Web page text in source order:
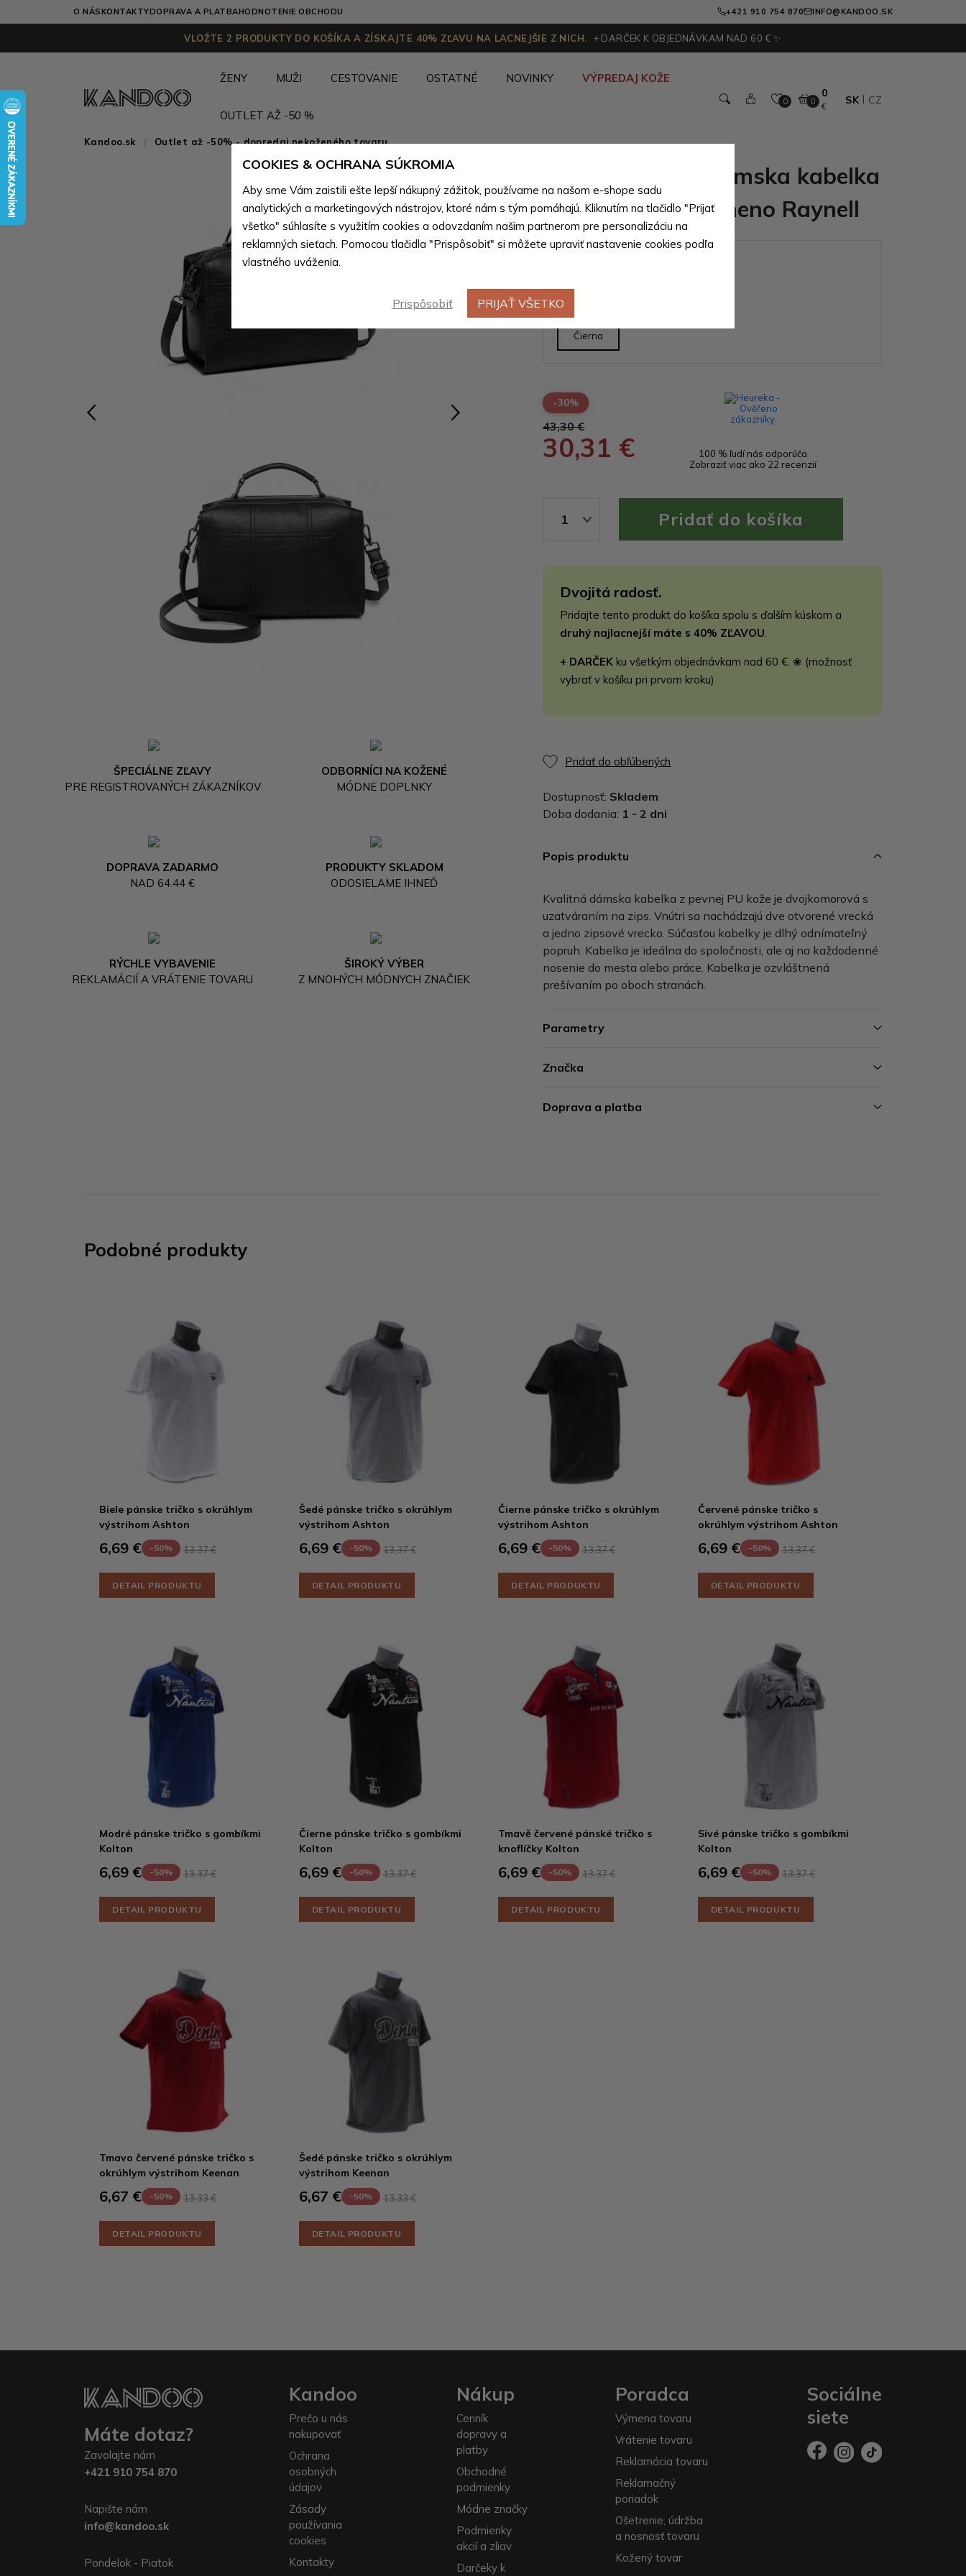
O NÁSKONTAKTYDOPRAVA A PLATBAHODNOTENIE OBCHODU +421 910 754 870 INFO@KANDOO.SK
VLOŽTE 2 PRODUKTY DO KOŠÍKA A ZÍSKAJTE 40% ZĽAVU NA LACNEJŠIE Z NICH. + DARČEK K OBJEDNÁVKAM NAD 60 € ✨
ŽENY MUŽI CESTOVANIE OSTATNÉ NOVINKY VÝPREDAJ KOŽE
OUTLET AŽ -50 %
0 0
0
€
SK CZ
Kandoo.sk Outlet až -50% - dopredaj nekoženého tovaru
ŠPECIÁLNE ZĽAVY
PRE REGISTROVANÝCH ZÁKAZNÍKOV
ODBORNÍCI NA KOŽENÉ
MÓDNE DOPLNKY
DOPRAVA ZADARMO
NAD 64.44 €
PRODUKTY SKLADOM
ODOSIELAME IHNEĎ
RÝCHLE VYBAVENIE
REKLAMÁCIÍ A VRÁTENIE TOVARU
ŠIROKÝ VÝBER
Z MNOHÝCH MÓDNYCH ZNAČIEK
Čierna zipsová dámska kabelka
do ruky aj cez rameno Raynell
Čierna
-30%
43,30 €
30,31 €
100 % ľudí nás odporúča
Zobraziť viac ako 22 recenzií
1
Dvojitá radosť.
Pridajte tento produkt do košíka spolu s ďalším kúskom a
druhý najlacnejší máte s 40% ZĽAVOU.
+ DARČEK ku všetkým objednávkam nad 60 €. ❀ (možnosť
vybrať v košíku pri prvom kroku)
Pridať do obľúbených
Dostupnosť: Skladem
Doba dodania: 1 - 2 dni
Popis produktu
Kvalitná dámska kabelka z pevnej PU kože je dvojkomorová s
uzatváraním na zips. Vnútri sa nachádzajú dve otvorené vrecká
a jedno zipsové vrecko. Súčasťou kabelky je dlhý odnímateľný
popruh. Kabelka je ideálna do spoločnosti, ale aj na každodenné
nosenie do mesta alebo práce. Kabelka je ozvláštnená
prešívaním po oboch stranách.
Parametry
Značka
Doprava a platba
Podobné produkty
Biele pánske tričko s okrúhlym
výstrihom Ashton
6,69 € -50% 13,37 €
DETAIL PRODUKTU
Šedé pánske tričko s okrúhlym
výstrihom Ashton
6,69 € -50% 13,37 €
DETAIL PRODUKTU
Čierne pánske tričko s okrúhlym
výstrihom Ashton
6,69 € -50% 13,37 €
DETAIL PRODUKTU
Červené pánske tričko s
okrúhlym výstrihom Ashton
6,69 € -50% 13,37 €
DETAIL PRODUKTU
Modré pánske tričko s gombíkmi
Kolton
6,69 € -50% 13,37 €
DETAIL PRODUKTU
Čierne pánske tričko s gombíkmi
Kolton
6,69 € -50% 13,37 €
DETAIL PRODUKTU
Tmavě červené pánské tričko s
knoflíčky Kolton
6,69 € -50% 13,37 €
DETAIL PRODUKTU
Sivé pánske tričko s gombíkmi
Kolton
6,69 € -50% 13,37 €
DETAIL PRODUKTU
Tmavo červené pánske tričko s
okrúhlym výstrihom Keenan
6,67 € -50% 13,33 €
DETAIL PRODUKTU
Šedé pánske tričko s okrúhlym
výstrihom Keenan
6,67 € -50% 13,33 €
DETAIL PRODUKTU
COOKIES & OCHRANA SÚKROMIA
Aby sme Vám zaistili ešte lepší nákupný zážitok, používame na našom e-shope sadu
analytických a marketingových nástrojov, ktoré nám s tým pomáhajú. Kliknutím na tlačidlo "Prijať
všetko" súhlasíte s využitím cookies a odovzdaním našim partnerom pre personalizáciu na
reklamných sieťach. Pomocou tlačidla "Prispôsobiť" si môžete upraviť nastavenie cookies podľa
vlastného uváženia.
Prispôsobiť PRIJAŤ VŠETKO
Máte dotaz?
Zavolajte nám
+421 910 754 870
Napište nám
info@kandoo.sk
Pondelok - Piatok
Kandoo
Prečo u nás
nakupovať
Ochrana
osobných
údajov
Zásady
používania
cookies
Kontakty
Nákup
Cenník
dopravy a
platby
Obchodné
podmienky
Módne značky
Podmienky
akcií a zliav
Darčeky k
Poradca
Výmena tovaru
Vrátenie tovaru
Reklamácia tovaru
Reklamačný
poriadok
Ošetrenie, údržba
a nosnosť tovaru
Kožený tovar
Sociálne
siete